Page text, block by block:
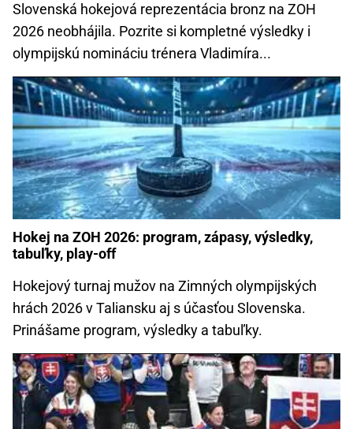
Slovenská hokejová reprezentácia bronz na ZOH
2026 neobhájila. Pozrite si kompletné výsledky i
olympijskú nomináciu trénera Vladimíra...
Hokej na ZOH 2026: program, zápasy, výsledky,
tabuľky, play-off
Hokejový turnaj mužov na Zimných olympijských
hrách 2026 v Taliansku aj s účasťou Slovenska.
Prinášame program, výsledky a tabuľky.